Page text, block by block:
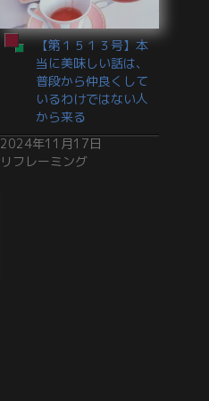
【第１５１３号】本
当に美味しい話は、
普段から仲良くして
いるわけではない人
から来る
2024年11月17日
リフレーミング